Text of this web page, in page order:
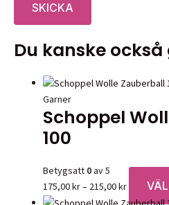
Du kanske
Garner
Schoppel
100
Betygsatt 0av 5
175,00kr– 215,00kr
175,00 kr